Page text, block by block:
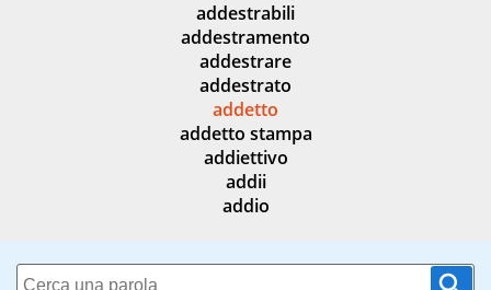
addestrabili
addestramento
addestrare
addestrato
addetto
addetto stampa
addiettivo
addii
addio